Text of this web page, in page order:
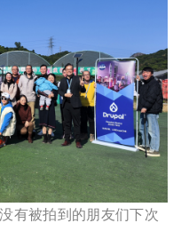
有被拍到的朋友们下次